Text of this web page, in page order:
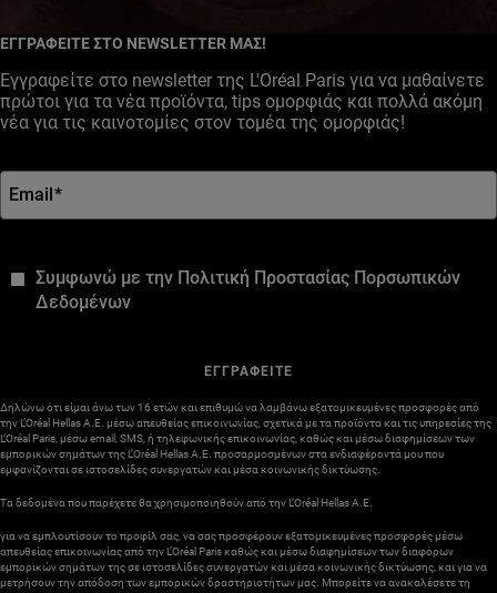
ΕΓΓΡΑΦΕΙΤΕ ΣΤΟ NEWSLETTER ΜΑΣ!
Εγγραφείτε στο newsletter της L'Oréal Paris για να μαθαίνετε
πρώτοι για τα νέα προϊόντα, tips ομορφιάς και πολλά ακόμη
νέα για τις καινοτομίες στον τομέα της ομορφιάς!
Email*
Συμφωνώ με την Πολιτική Προστασίας Πορσωπικών
Δεδομένων
ΕΓΓΡΑΦΕΙΤΕ
Δηλώνω ότι είμαι άνω των 16 ετών και επιθυμώ να λαμβάνω εξατομικευμένες προσφορές από
την L’Oréal Hellas A.E. μέσω απευθείας επικοινωνίας, σχετικά με τα προϊόντα και τις υπηρεσίες της
L’Oréal Paris, μέσω email, SMS, ή τηλεφωνικής επικοινωνίας, καθώς και μέσω διαφημίσεων των
εμπορικών σημάτων της L’Oréal Hellas A.E. προσαρμοσμένων στα ενδιαφέροντά μου που
εμφανίζονται σε ιστοσελίδες συνεργατών και μέσα κοινωνικής δικτύωσης.
Τα δεδομένα που παρέχετε θα χρησιμοποιηθούν από την L’Oréal Hellas A.E.
για να εμπλουτίσουν το προφίλ σας, να σας προσφέρουν εξατομικευμένες προσφορές μέσω
απευθείας επικοινωνίας από την L’Oréal Paris καθώς και μέσω διαφημίσεων των διαφόρων
εμπορικών σημάτων της σε ιστοσελίδες συνεργατών και μέσα κοινωνικής δικτύωσης, και για να
μετρήσουν την απόδοση των εμπορικών δραστηριοτήτων μας. Μπορείτε να ανακαλέσετε τη